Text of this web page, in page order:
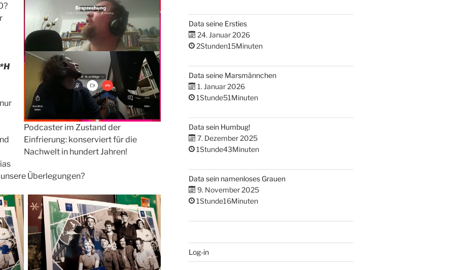
Podcaster im Zustand der
Einfrierung: konserviert für die
Nachwelt in hundert Jahren!
unsere Überlegungen?
Data seine Ersties
24. Januar 2026
2Stunden15Minuten
Data seine Marsmännchen
1. Januar 2026
1Stunde51Minuten
Data sein Humbug!
7. Dezember 2025
1Stunde43Minuten
Data sein namenloses Grauen
9. November 2025
1Stunde16Minuten
Log-in